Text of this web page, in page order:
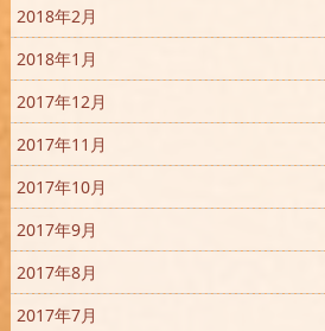
2018年2月
2018年1月
2017年12月
2017年11月
2017年10月
2017年9月
2017年8月
2017年7月